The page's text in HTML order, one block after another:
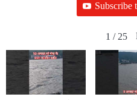
Subscribe
1 / 25